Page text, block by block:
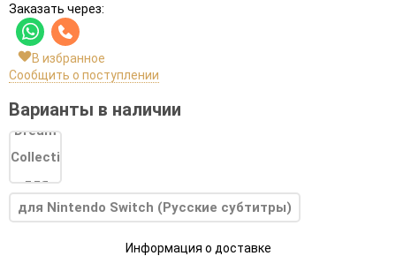
Заказать через:
В избранное
Сообщить о поступлении
Варианты в наличии
для Nintendo Switch (Русские субтитры)
Информация о доставке